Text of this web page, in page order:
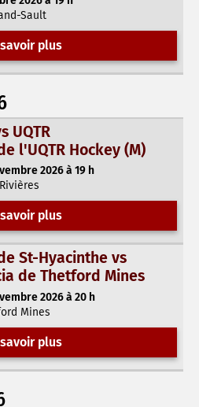
Sault
savoir plus
UQTR
l'UQTR Hockey (M)
2026 à 19 h
savoir plus
St-Hyacinthe vs
de Thetford Mines
2026 à 20 h
Mines
savoir plus